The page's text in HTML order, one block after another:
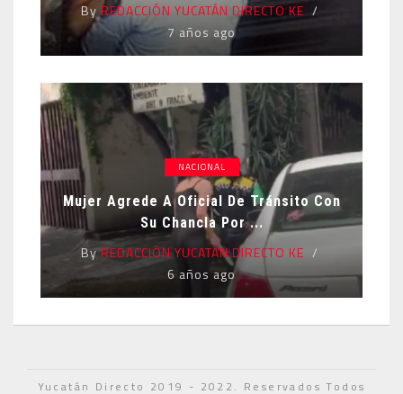
ByREDACCIÓN YUCATÁN DIRECTO KE
7 años ago
NACIONAL
Mujer Agrede A Oficial De Tránsito Con
Su Chancla Por ...
ByREDACCIÓN YUCATÁN DIRECTO KE
6 años ago
Yucatán Directo 2019 - 2022. Reservados Todos